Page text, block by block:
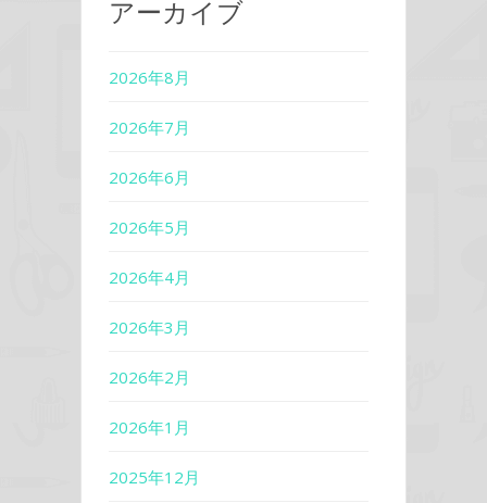
アーカイブ
2026年8月
2026年7月
2026年6月
2026年5月
2026年4月
2026年3月
2026年2月
2026年1月
2025年12月